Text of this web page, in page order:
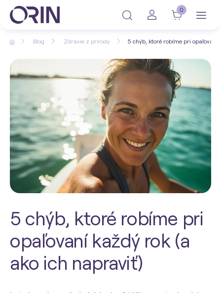
0
Blog Zdravie z prírody 5 chýb, ktoré robíme pri
5 chýb, ktoré robíme pri
opaľovaní každý rok (a
ako ich napraviť)